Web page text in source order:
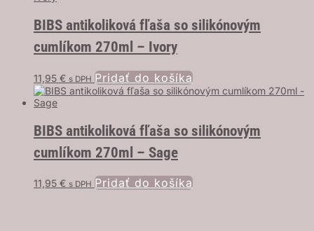
BIBS antikoliková fľaša so silikónovým
cumlíkom 270ml – Ivory
11,95 € s DPH Pridať do košíka
BIBS antikoliková fľaša so silikónovým
cumlíkom 270ml – Sage
11,95 € s DPH Pridať do košíka